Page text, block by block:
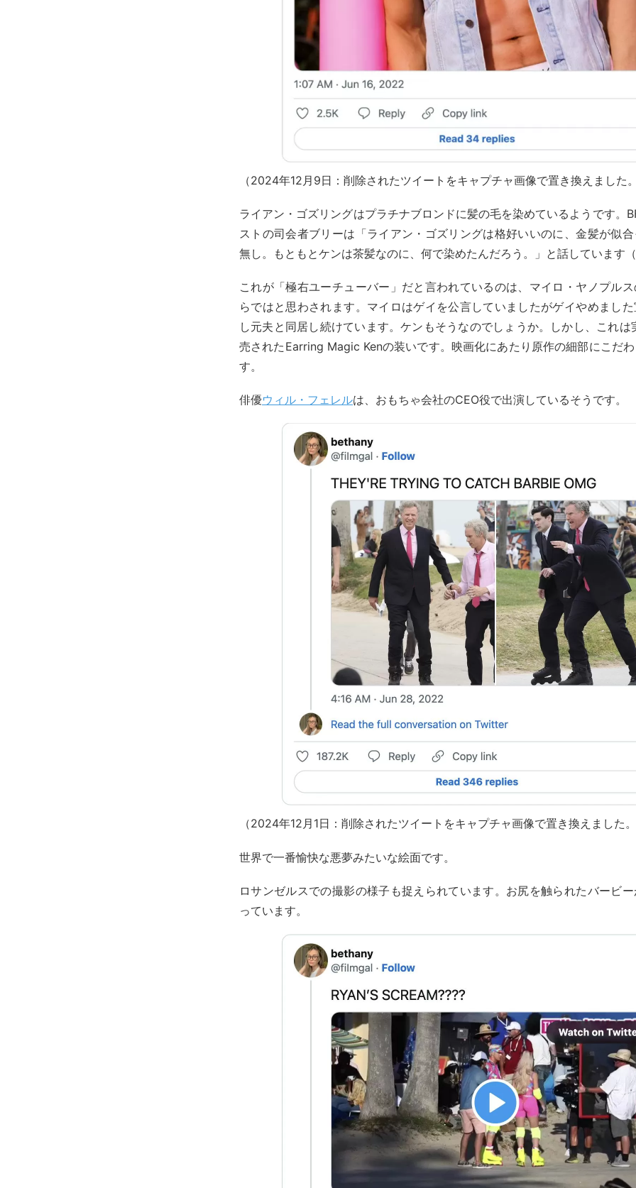
（2024年12月9日：削除されたツイートをキャプチャ画像で置き換えました
ライアン・ゴズリングはプラチナブロンドに髪の毛を染めているようです。
ストの司会者ブリーは「ライアン・ゴズリングは格好いいのに、金髪が似
無し。もともとケンは茶髪なのに、何で染めたんだろう。」と話しています（
これが「極右ユーチューバー」だと言われているのは、マイロ・ヤノプル
らではと思わされます。マイロはゲイを公言していましたがゲイやめまし
し元夫と同居し続けています。ケンもそうなのでしょうか。しかし、これ
売されたEarring Magic Kenの装いです。映画化にあたり原作の細部にこだ
す。
俳優ウィル・フェレルは、おもちゃ会社のCEO役で出演しているそうです。
（2024年12月1日：削除されたツイートをキャプチャ画像で置き換えました
世界で一番愉快な悪夢みたいな絵面です。
ロサンゼルスでの撮影の様子も捉えられています。お尻を触られたバービ
っています。